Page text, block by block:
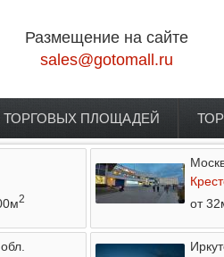
Размещение на сайте
sales@gotomall.ru
ТОРГОВЫХ ПЛОЩАДЕЙ
2
от